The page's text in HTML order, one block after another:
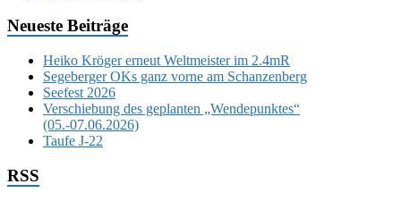
Neueste Beiträge
Heiko Kröger erneut Weltmeister im 2.4mR
Segeberger OKs ganz vorne am Schanzenberg
Seefest 2026
Verschiebung des geplanten „Wendepunktes“
(05.-07.06.2026)
Taufe J-22
RSS